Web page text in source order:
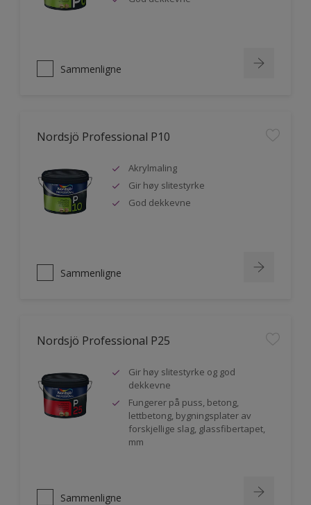
Sammenligne
Nordsjö Professional P10
Akrylmaling
Gir høy slitestyrke
God dekkevne
Sammenligne
Nordsjö Professional P25
Gir høy slitestyrke og god
dekkevne
Fungerer på puss, betong,
lettbetong, bygningsplater av
forskjellige slag, glassfibertapet,
mm
Sammenligne